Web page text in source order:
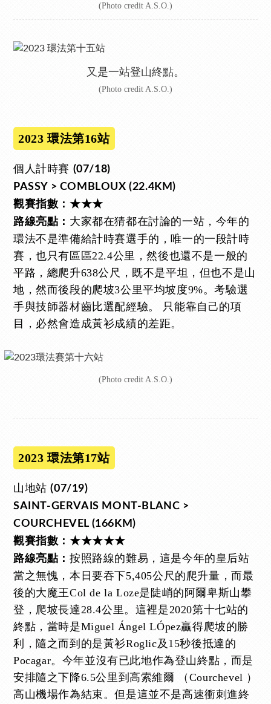
(Photo credit A.S.O.)
又是一站登山終點。
(Photo credit A.S.O.)
2023 環法第16站
個人計時賽 (07/18)
PASSY > COMBLOUX (22.4KM)
觀賽指數：★★★
路線亮點： 大家都在猜都在討論的一站，今年的
環法不是準備給計時賽選手的，唯一的一段計時
賽，也只有區區22.4公里，然後也還不是一般的
平路，總爬升638公尺，既不是平坦，但也不是山
地，然而後段的爬坡3公里平均坡度9%。考驗選
手與技師器材齒比選配經驗。 只能靠自己的項
目，必然會造成黃衫成績的差距。
(Photo credit A.S.O.)
2023 環法第17站
山地站(07/19)
SAINT-GERVAIS MONT-BLANC >
COURCHEVEL (166KM)
觀賽指數：★★★★★
路線亮點： 按照路線的難易，這是今年的皇后站
當之無愧，本日要吞下5,405公尺的爬升量，而最
後的大魔王Col de la Loze是陡峭的阿爾卑斯山攀
登，爬坡長達28.4公里。這裡是2020第十七站的
終點，當時是Miguel Ángel LÓpez贏得爬坡的勝
利，隨之而到的是黃衫Roglic及15秒後抵達的
Pocagar。今年並沒有已此地作為登山終點，而是
安排隨之下降6.5公里到高索維爾 （Courchevel ）
高山機場作為結束。但是這並不是高速衝刺進終